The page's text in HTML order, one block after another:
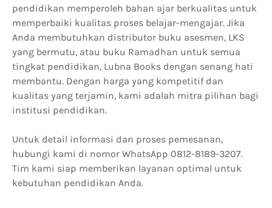
pendidikan memperoleh bahan ajar berkualitas untuk
memperbaiki kualitas proses belajar-mengajar. Jika
Anda membutuhkan distributor buku asesmen, LKS
yang bermutu, atau buku Ramadhan untuk semua
tingkat pendidikan, Lubna Books dengan senang hati
membantu. Dengan harga yang kompetitif dan
kualitas yang terjamin, kami adalah mitra pilihan bagi
institusi pendidikan.
Untuk detail informasi dan proses pemesanan,
hubungi kami di nomor WhatsApp 0812-8189-3207.
Tim kami siap memberikan layanan optimal untuk
kebutuhan pendidikan Anda.